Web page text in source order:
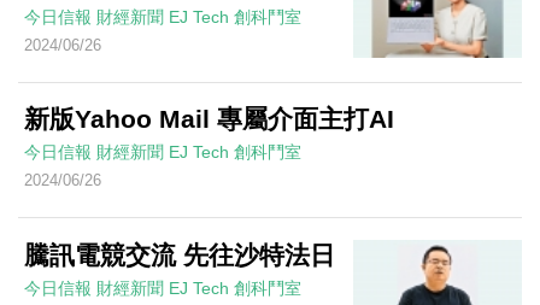
今日信報 財經新聞 EJ Tech 創科鬥室
2024/06/26
新版Yahoo Mail 專屬介面主打AI
今日信報 財經新聞 EJ Tech 創科鬥室
2024/06/26
騰訊電競交流 先往沙特法日
今日信報 財經新聞 EJ Tech 創科鬥室